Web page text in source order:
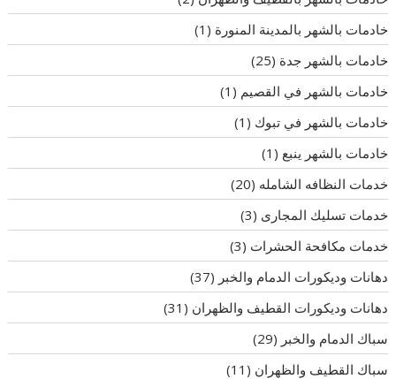
خادمات بالشهر بالمدينة المنورة (1)
خادمات بالشهر جدة (25)
خادمات بالشهر في القصيم (1)
خادمات بالشهر في تبوك (1)
خادمات بالشهر ينبع (1)
خدمات النظافه الشامله (20)
خدمات تسليك المجارى (3)
خدمات مكافحة الحشرات (3)
دهانات وديكورات الدمام والخبر (37)
دهانات وديكورات القطيف والظهران (31)
سباك الدمام والخبر (29)
سباك القطيف والظهران (11)